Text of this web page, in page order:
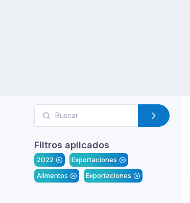
Filtros aplicados
2022
Exportaciones
Alimentos
Exportaciones